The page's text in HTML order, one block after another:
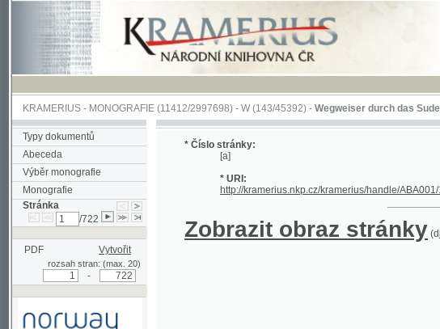
KRAMERIUS-MONOGRAFIE(11412/2997698) -W (143/45392)-Wegweiser durch das Sudeten-
Typy dokumentů
Abeceda
Výběr monografie
Monografie
Stránka
/722
PDF Vytvořit
rozsah stran: (max. 20)
* Číslo stránky:
[a]
* URI:
http://kramerius.nkp.cz/kramerius/handle/ABA001/1098570
Zobrazit obraz stránky